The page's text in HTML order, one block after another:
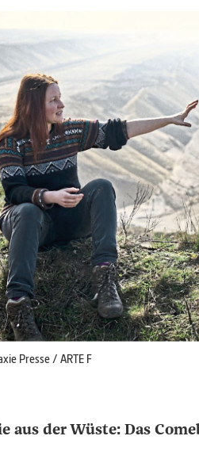
Presse / ARTE F
aus der Wüste:Das